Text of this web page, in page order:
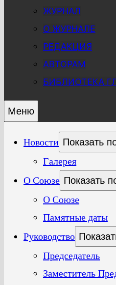
ЖУРНАЛ
О ЖУРНАЛЕ
РЕДАКЦИЯ
АВТОРАМ
БИБЛИОТЕКА
Меню
Новости Показать
Галерея
О Союзе Показать
О Союзе
Памятные даты
Руководство
Председатель
Заместитель